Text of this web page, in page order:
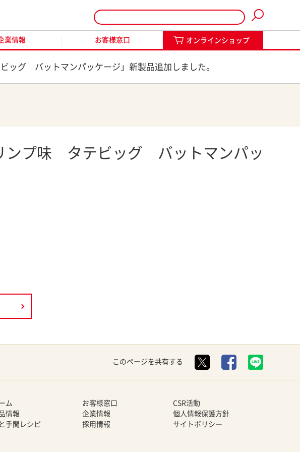
業情報 お客様窓口 オンラインショップ
オンラインショップ
グ バットマンパッケージ」新製品追加しました。
ンプ味 タテビッグ バットマンパッ
このページを共有する
ム
情報
手間レシピ
お客様窓口
企業情報
採用情報
CSR活動
個人情報保護方針
サイトポリシー